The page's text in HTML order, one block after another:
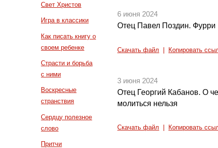
Свет Христов
Игра в классики
Как писать книгу о
своем ребенке
Страсти и борьба
с ними
Воскресные
странствия
Сердцу полезное
слово
Притчи
6 июня 2024
Отец Павел Поздин. Фурри
Скачать файл Копировать
3 июня 2024
Отец Георгий Кабанов. О
молиться нельзя
Скачать файл Копировать